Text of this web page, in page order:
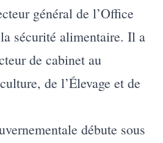
général de l’Office
sécurité alimentaire. Il a
de cabinet au
de l’Élevage et de
débute sous